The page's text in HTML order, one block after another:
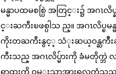
မန္မာပထမစစ္ပြဲ အတြင္း၌ အ
င္းႀကီးၿဖစ္ပါသ ည္။ အဂၤလိပ္ၿမ
ကိုးတႀကီးနွင့္ သံုးဆယ္ဝန္ႀကိီးခ
ကီးသည္ အဂၤလိပ္မ်ားကို ခံမတိုက္
ရာထူးကို ဝမ္းသာအားရလက္ခံသည္